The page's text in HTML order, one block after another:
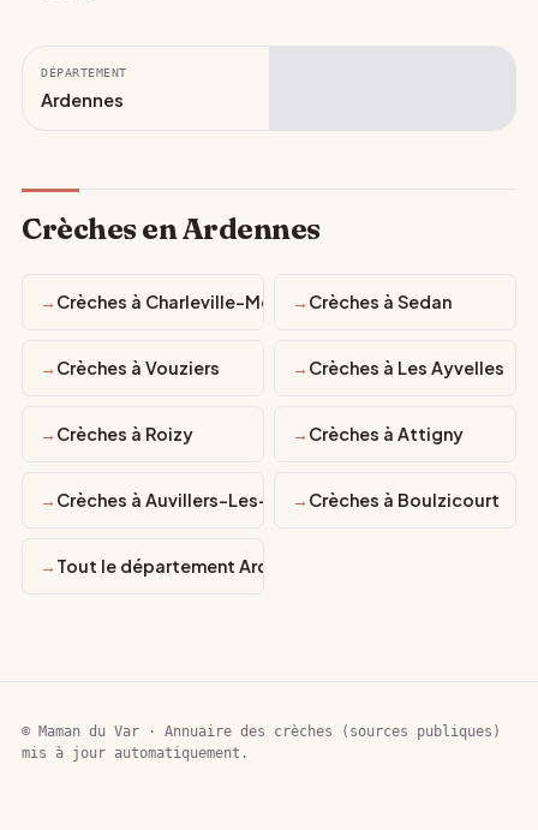
DÉPARTEMENT
Ardennes
Crèches en Ardennes
Crèches à Charleville-MézièresCrèches à Sedan
Crèches à Vouziers Crèches à Les Ayvelles
Crèches à Roizy Crèches à Attigny
Crèches à Auvillers-Les-ForgesCrèches à Boulzicourt
Tout le département Ardennes
© Maman du Var · Annuaire des crèches (sources publiques)
mis à jour automatiquement.